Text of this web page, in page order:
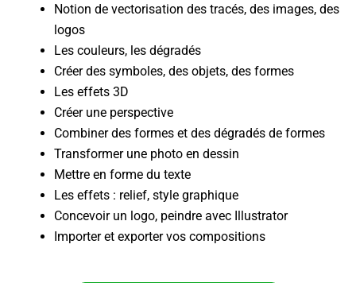
Notion de vectorisation des tracés, des images, des
logos
Les couleurs, les dégradés
Créer des symboles, des objets, des formes
Les effets 3D
Créer une perspective
Combiner des formes et des dégradés de formes
Transformer une photo en dessin
Mettre en forme du texte
Les effets : relief, style graphique
Concevoir un logo, peindre avec Illustrator
Importer et exporter vos compositions